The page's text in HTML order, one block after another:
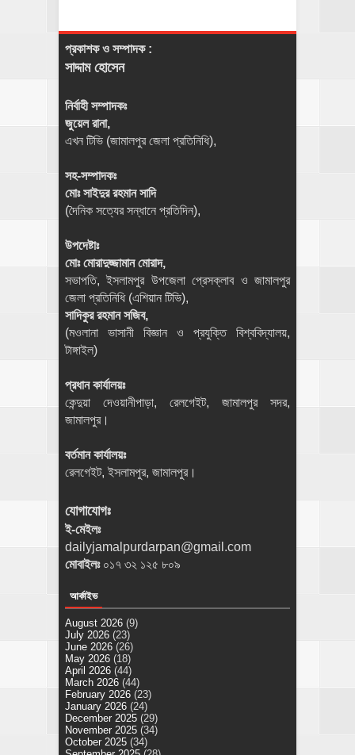
প্রকাশক ও সম্পাদক :
সাদ্দাম হোসেন
নির্বাহী সম্পাদকঃ
জুয়েল রানা,
এখন টিভি (জামালপুর জেলা প্রতিনিধি),
সহ-সম্পাদকঃ
মোঃ সাইদুর রহমান সাদি
(দৈনিক সত্যের সন্ধানে প্রতিদিন),
উপদেষ্টাঃ
মোঃ মোরাদুজ্জামান মোরাদ,
সভাপতি, ইসলামপুর উপজেলা প্রেসক্লাব ও জামালপুর
জেলা প্রতিনিধি (এশিয়ান টিভি),
সাদিকুর রহমান সজিব,
(মওলানা ভাসানী বিজ্ঞান ও প্রযুক্তি বিশ্ববিদ্যালয়,
টাঙ্গাইল)
প্রধান কার্যালয়ঃ
কেন্দুয়া দেওয়ানীপাড়া, রেলগেইট, জামালপুর সদর,
জামালপুর।
বর্তমান কার্যালয়ঃ
রেলগেইট, ইসলামপুর, জামালপুর।
যোগাযোগঃ
ই-মেইলঃ
dailyjamalpurdarpan@gmail.com
মোবাইলঃ ০১৭ ৩২ ১২৫ ৮০৯
আর্কাইভ
August 2026 (9)
July 2026 (23)
June 2026 (26)
May 2026 (18)
April 2026 (44)
March 2026 (44)
February 2026 (23)
January 2026 (24)
December 2025 (29)
November 2025 (34)
October 2025 (34)